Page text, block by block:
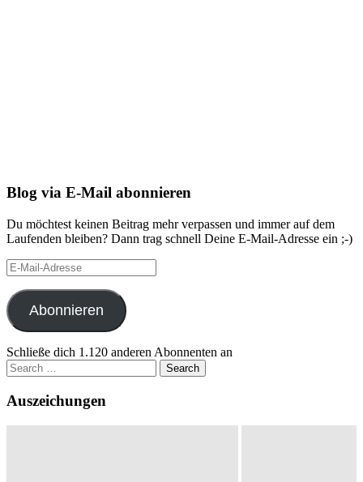
Blog via E-Mail abonnieren
Du möchtest keinen Beitrag mehr verpassen und immer auf dem
Laufenden bleiben? Dann trag schnell Deine E-Mail-Adresse ein ;-)
E-
Mail-
Adresse
Abonnieren
Schließe dich 1.120 anderen Abonnenten an
Search
for:
Auszeichungen